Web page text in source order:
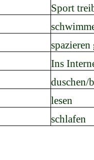
Sport
spazieren
Ins
duschen/
lesen
schlafen